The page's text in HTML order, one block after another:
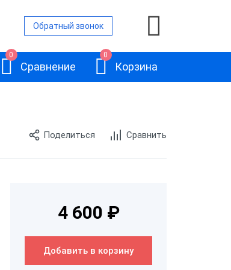
Обратный звонок
0
Сравнение
0
Корзина
Поделиться Сравнить
4 600 ₽
Добавить в корзину